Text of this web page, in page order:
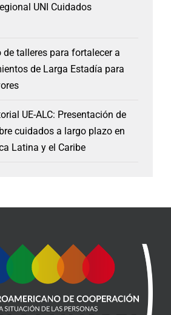
UNI Cuidados
de talleres para fortalecer a
de Larga Estadía para
UE-ALC: Presentación de
cuidados a largo plazo en
Latina y el Caribe